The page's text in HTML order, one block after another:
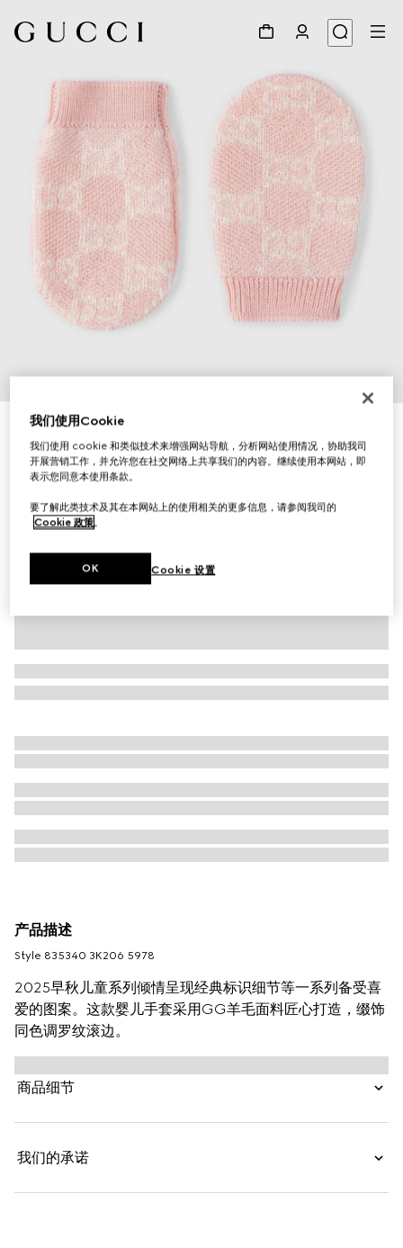
婴儿GG羊毛手套
£150
相关款式浅粉色和白色
产品描述
Style ‎835340 3K206 5978
2025早秋儿童系列倾情呈现经典标识细节等一系列备受喜
爱的图案。这款婴儿手套采用GG羊毛面料匠心打造，缀饰
同色调罗纹滚边。
商品细节
我们的承诺
我们使用Cookie
我们使用 cookie 和类似技术来增强网站导航，分析网站使用情况，协助我司
开展营销工作，并允许您在社交网络上共享我们的内容。继续使用本网站，即
表示您同意本使用条款。
要了解此类技术及其在本网站上的使用相关的更多信息，请参阅我司的
Cookie 政策。
Cookie 设置
OK